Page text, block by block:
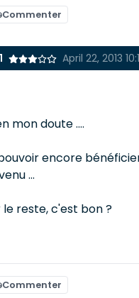
Commenter
April 22, 2013
mon doute ....
encore
...
le reste, c'est bon ?
Commenter